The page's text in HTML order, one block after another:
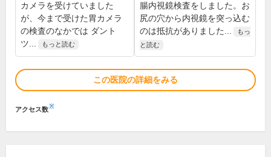
カメラを受けていました
が、今まで受けた胃カメラ
の検査のなかでは ダント
ツ...
もっと読む
腸内視鏡検査をしました。お
尻の穴から内視鏡を突っ込む
のは抵抗がありました...
もっ
と読む
この医院の詳細をみる
アクセス数※